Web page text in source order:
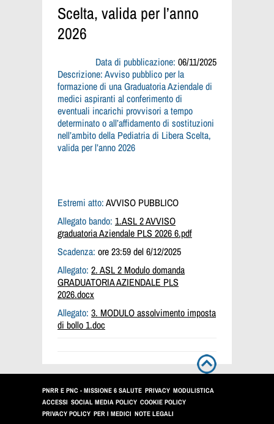
Scelta, valida per l’anno
2026
Data di pubblicazione: 06/11/2025
Descrizione:Avviso pubblico per la
formazione di una Graduatoria Aziendale di
medici aspiranti al conferimento di
eventuali incarichi provvisori a tempo
determinato o all’affidamento di sostituzioni
nell’ambito della Pediatria di Libera Scelta,
valida per l’anno 2026
Estremi atto:AVVISO PUBBLICO
Allegato bando: 1.ASL 2 AVVISO
graduatoria Aziendale PLS 2026 6.pdf
Scadenza: ore 23:59 del 6/12/2025
Allegato: 2. ASL 2 Modulo domanda
GRADUATORIA AZIENDALE PLS
2026.docx
Allegato: 3. MODULO assolvimento imposta
di bollo 1.doc
PNRR E PNC - MISSIONE 6 SALUTE PRIVACY MODULISTICA
ACCESSI SOCIAL MEDIA POLICY COOKIE POLICY
PRIVACY POLICY PER I MEDICI NOTE LEGALI